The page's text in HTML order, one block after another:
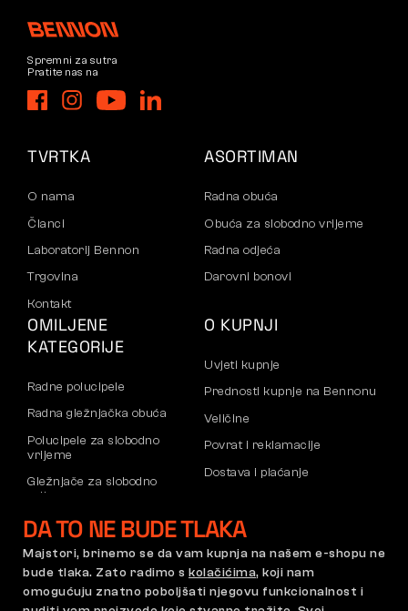
Spremni za sutra
Pratite nas na
TVRTKA
O nama
Članci
Laboratorij Bennon
Trgovina
Kontakt
ASORTIMAN
Radna obuća
Obuća za slobodno vrijeme
Radna odjeća
Darovni bonovi
OMILJENE
KATEGORIJE
Radne polucipele
Radna gležnjačka obuća
Polucipele za slobodno
vrijeme
Gležnjače za slobodno
vrijeme
Hlače
Dukserice
O KUPNJI
Uvjeti kupnje
Prednosti kupnje na Bennonu
Veličine
Povrat i reklamacije
Dostava i plaćanje
Registracija B2B partnera
Reklamacije i jamstvo
DA TO NE BUDE TLAKA
Majstori, brinemo se da vam kupnja na našem e-shopu ne
bude tlaka. Zato radimo s kolačićima, koji nam
omogućuju znatno poboljšati njegovu funkcionalnost i